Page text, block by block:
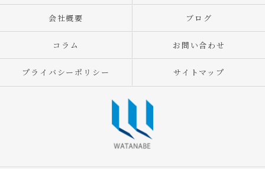
会社概要 ブログ
コラム お問い合わせ
プライバシーポリシー サイトマップ